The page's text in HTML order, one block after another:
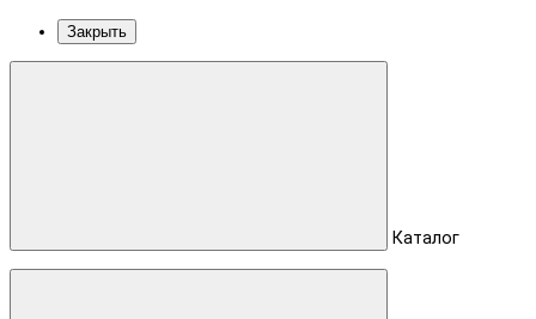
Закрыть
Каталог